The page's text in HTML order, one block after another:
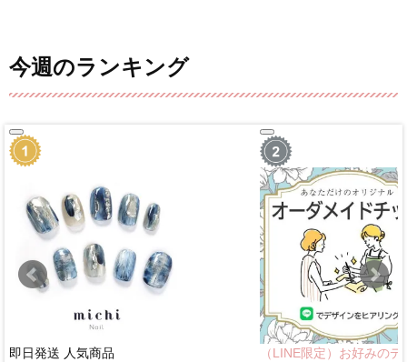
今週のランキング
即日発送 人気商品
（LINE限定）お好みのデ